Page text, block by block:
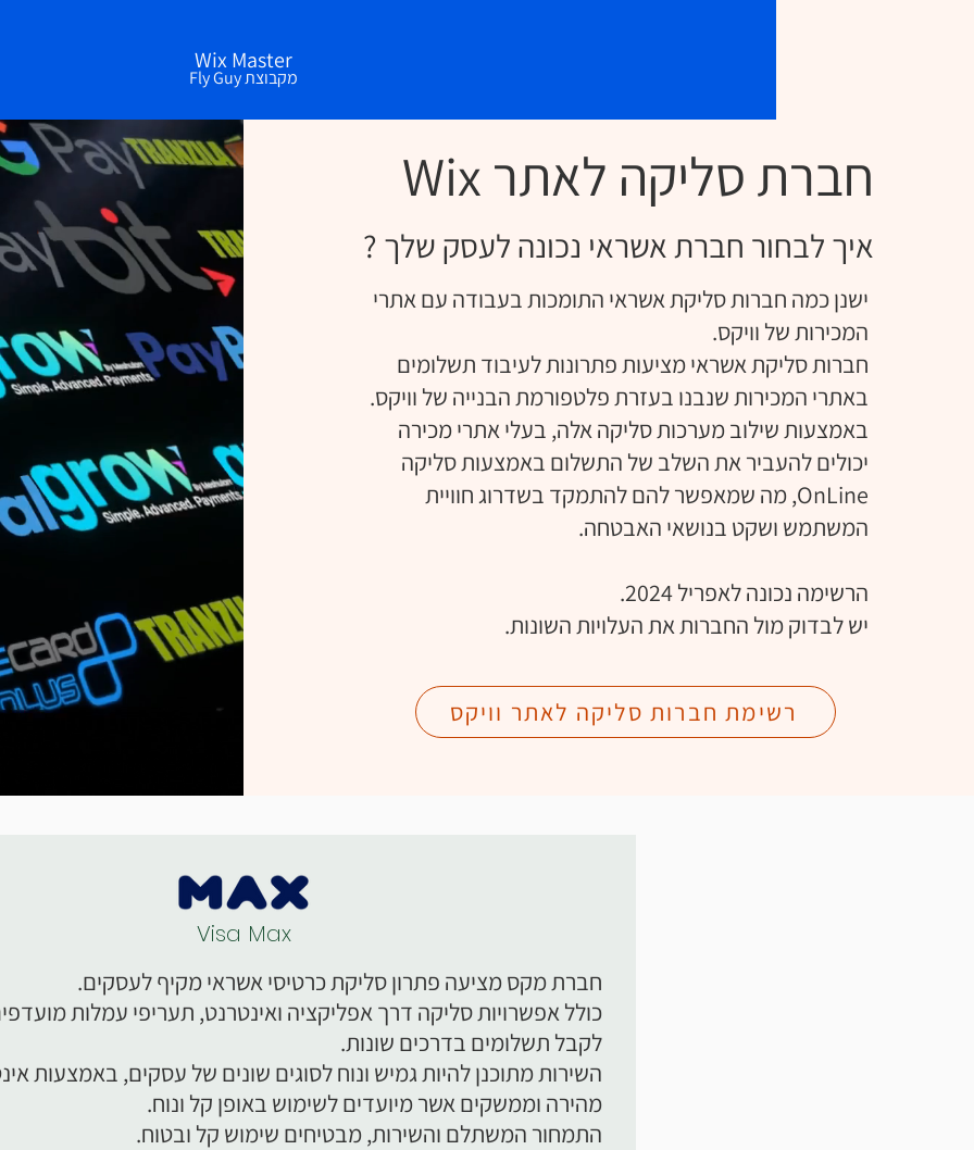
Wix Master
מקבוצת Fly Guy
חברת סליקה לאתר Wix
איך לבחור חברת אשראי נכונה לעסק שלך ?
ישנן כמה חברות סליקת אשראי התומכות בעבודה עם אתרי
המכירות של וויקס.
חברות סליקת אשראי מציעות פתרונות לעיבוד תשלומים
באתרי המכירות שנבנו בעזרת פלטפורמת הבנייה של וויקס.
באמצעות שילוב מערכות סליקה אלה, בעלי אתרי מכירה
יכולים להעביר את השלב של התשלום באמצעות סליקה
OnLine, מה שמאפשר להם להתמקד בשדרוג חוויית
המשתמש ושקט בנושאי האבטחה.
הרשימה נכונה לאפריל 2024.
יש לבדוק מול החברות את העלויות השונות.
רשימת חברות סליקה לאתר וויקס
Visa Max
חברת מקס מציעה פתרון סליקת כרטיסי אשראי מקיף לעסקים.
כולל אפשרויות סליקה דרך אפליקציה ואינטרנט, תעריפי עמלות
לקבל תשלומים בדרכים שונות.
השירות מתוכנן להיות גמיש ונוח לסוגים שונים של עסקים, באמצעות
מהירה וממשקים אשר מיועדים לשימוש באופן קל ונוח.
התמחור המשתלם והשירות, מבטיחים שימוש קל ובטוח.